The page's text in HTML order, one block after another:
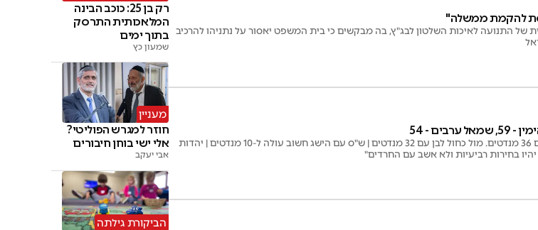
של התנועה לאיכות השלטון לבג"ץ, בה מבקשים כי בית המשפט יאסור על נתניהו להרכיב
בתום 90% מספירת הקולות: הליכוד מוביל עם 36 מנדטים. מול כחול לבן עם 32 מנדטים | ש"ס עם הישג חשוב עולה ל-10 מנדטים | יהדות
רק בן 25: כוכב הבינה
המלאכותית התרסק
בתוך ימים
שמעון כץ
מעניין
חוזר למגרש הפוליטי?
אלי ישי בוחן חיבורים
אבי יעקב
הביקורת גילתה